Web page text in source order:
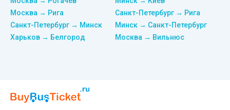
Москва → Рига
Санкт-Петербург → Минск
Харьков → Белгород
Санкт-Петербург → Рига
Минск → Санкт-Петербург
Москва → Вильнюс